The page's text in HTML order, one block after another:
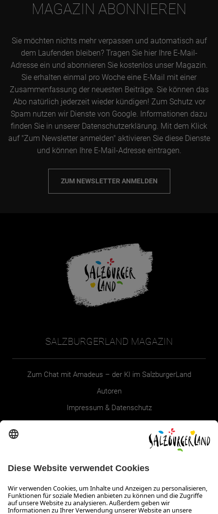
MAGAZIN ABONNIEREN
Sie möchten nichts mehr verpassen und automatisch auf
dem Laufenden bleiben? Tragen Sie hier Ihre E-Mail-
Adresse ein und abonnieren Sie kostenlos unser Magazin.
Sie erhalten einmal pro Woche eine E-Mail mit einer
Zusammenfassung der neuesten Beiträge. Sie können das
Abo natürlich jederzeit wieder kündigen! Zum Schutz vor
Spam nutzen wir Dienste von Google. Informationen dazu
finden Sie in unserer Datenschutzerklärung. Mit dem Klick
auf "Zum Newsletter anmelden" aktivieren Sie diese Dienste
und können Ihre E-Mail-Adresse eintragen.
ZUM NEWSLETTER ANMELDEN
SALZBURGERLAND MAGAZIN
Zum Chat mit Amadeus – der KI im SalzburgerLand
Autoren
Impressum & Datenschutz
SALZBURGERLAND
Infos zum Urlaub im SalzburgerLand
Veranstaltungen im SalzburgerLand